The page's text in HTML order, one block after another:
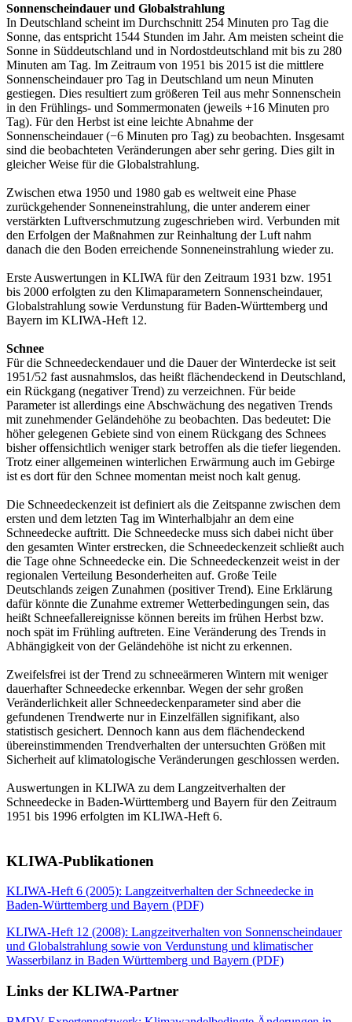
Sonnenscheindauer und Globalstrahlung
In Deutschland scheint im Durchschnitt 254 Minuten pro Tag die
Sonne, das entspricht 1544 Stunden im Jahr. Am meisten scheint die
Sonne in Süddeutschland und in Nordostdeutschland mit bis zu 280
Minuten am Tag. Im Zeitraum von 1951 bis 2015 ist die mittlere
Sonnenscheindauer pro Tag in Deutschland um neun Minuten
gestiegen. Dies resultiert zum größeren Teil aus mehr Sonnenschein
in den Frühlings- und Sommermonaten (jeweils +16 Minuten pro
Tag). Für den Herbst ist eine leichte Abnahme der
Sonnenscheindauer (−6 Minuten pro Tag) zu beobachten. Insgesamt
sind die beobachteten Veränderungen aber sehr gering. Dies gilt in
gleicher Weise für die Globalstrahlung.
Zwischen etwa 1950 und 1980 gab es weltweit eine Phase
zurückgehender Sonneneinstrahlung, die unter anderem einer
verstärkten Luftverschmutzung zugeschrieben wird. Verbunden mit
den Erfolgen der Maßnahmen zur Reinhaltung der Luft nahm
danach die den Boden erreichende Sonneneinstrahlung wieder zu.
Erste Auswertungen in KLIWA für den Zeitraum 1931 bzw. 1951
bis 2000 erfolgten zu den Klimaparametern Sonnenscheindauer,
Globalstrahlung sowie Verdunstung für Baden-Württemberg und
Bayern im KLIWA-Heft 12.
Schnee
Für die Schneedeckendauer und die Dauer der Winterdecke ist seit
1951/52 fast ausnahmslos, das heißt flächendeckend in Deutschland,
ein Rückgang (negativer Trend) zu verzeichnen. Für beide
Parameter ist allerdings eine Abschwächung des negativen Trends
mit zunehmender Geländehöhe zu beobachten. Das bedeutet: Die
höher gelegenen Gebiete sind von einem Rückgang des Schnees
bisher offensichtlich weniger stark betroffen als die tiefer liegenden.
Trotz einer allgemeinen winterlichen Erwärmung auch im Gebirge
ist es dort für den Schnee momentan meist noch kalt genug.
Die Schneedeckenzeit ist definiert als die Zeitspanne zwischen dem
ersten und dem letzten Tag im Winterhalbjahr an dem eine
Schneedecke auftritt. Die Schneedecke muss sich dabei nicht über
den gesamten Winter erstrecken, die Schneedeckenzeit schließt auch
die Tage ohne Schneedecke ein. Die Schneedeckenzeit weist in der
regionalen Verteilung Besonderheiten auf. Große Teile
Deutschlands zeigen Zunahmen (positiver Trend). Eine Erklärung
dafür könnte die Zunahme extremer Wetterbedingungen sein, das
heißt Schneefallereignisse können bereits im frühen Herbst bzw.
noch spät im Frühling auftreten. Eine Veränderung des Trends in
Abhängigkeit von der Geländehöhe ist nicht zu erkennen.
Zweifelsfrei ist der Trend zu schneeärmeren Wintern mit weniger
dauerhafter Schneedecke erkennbar. Wegen der sehr großen
Veränderlichkeit aller Schneedeckenparameter sind aber die
gefundenen Trendwerte nur in Einzelfällen signifikant, also
statistisch gesichert. Dennoch kann aus dem flächendeckend
übereinstimmenden Trendverhalten der untersuchten Größen mit
Sicherheit auf klimatologische Veränderungen geschlossen werden.
Auswertungen in KLIWA zu dem Langzeitverhalten der
Schneedecke in Baden-Württemberg und Bayern für den Zeitraum
1951 bis 1996 erfolgten im KLIWA-Heft 6.
KLIWA-Publikationen
KLIWA-Heft 6 (2005): Langzeitverhalten der Schneedecke in
Baden-Württemberg und Bayern (PDF)
KLIWA-Heft 12 (2008): Langzeitverhalten von Sonnenscheindauer
und Globalstrahlung sowie von Verdunstung und klimatischer
Wasserbilanz in Baden Württemberg und Bayern (PDF)
Links der KLIWA-Partner